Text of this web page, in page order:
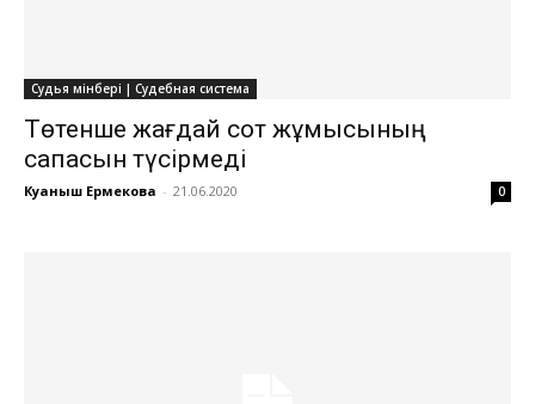
Судья мінбері | Судебная система
Төтенше жағдай сот жұмысының
сапасын түсірмеді
Куаныш Ермекова - 21.06.2020 0